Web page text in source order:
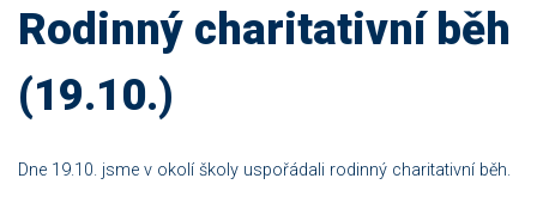
Rodinný charitativní běh
(19.10.)
Dne 19.10. jsme v okolí školy uspořádali rodinný charitativní běh.